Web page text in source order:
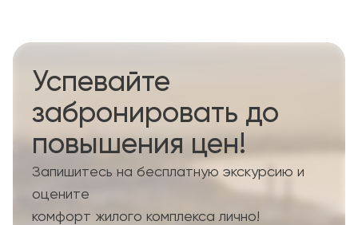
Успевайте
забронировать до
повышения цен!
Запишитесь на бесплатную экскурсию и
оцените
комфорт жилого комплекса лично!